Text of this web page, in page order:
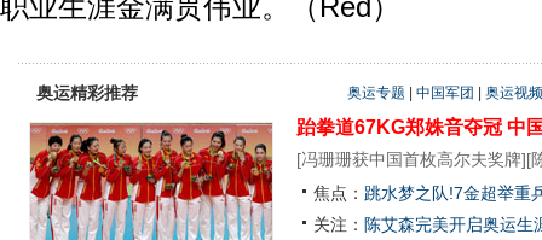
职业生涯金满贯伟业。（Red）
奥运精彩推荐 奥运专题 中国军团 奥运视频
跆拳道67KG郑姝音夺冠 中
[冯珊珊获中国首枚高尔夫奖牌][
焦点： 跳水梦之队!7金超举重
关注： 陈艾森完美开启奥运